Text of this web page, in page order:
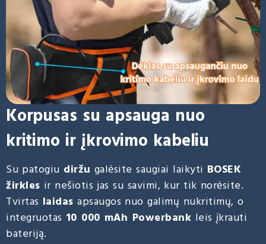
Korpusas su apsauga nuo
kritimo ir įkrovimo kabeliu
Su patogiu diržu galėsite saugiai laikyti BOSEK
žirkles ir nešiotis jas su savimi, kur tik norėsite.
Tvirtas laidas apsaugos nuo galimų nukritimų, o
integruotas 10 000 mAh Powerbank leis įkrauti
bateriją.